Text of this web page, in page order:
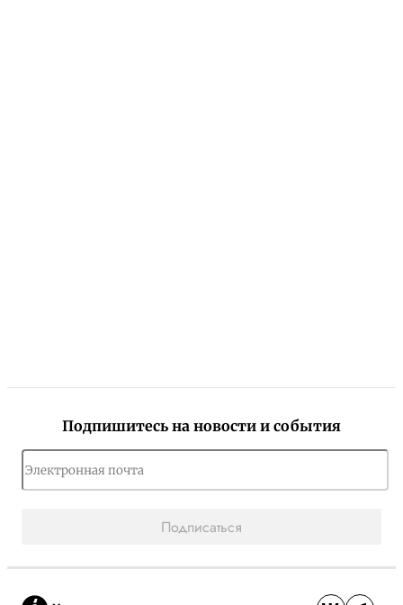
Подпишитесь на новости и события
Подписаться